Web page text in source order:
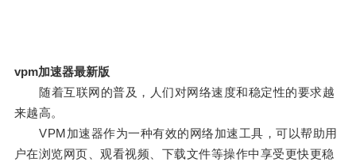
vpm加速器最新版
随着互联网的普及，人们对网络速度和稳定性的要求越
来越高。
VPM加速器作为一种有效的网络加速工具，可以帮助用
户在浏览网页、观看视频、下载文件等操作中享受更快更稳